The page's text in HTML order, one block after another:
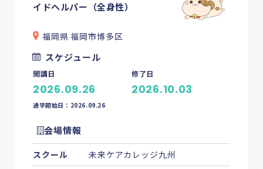
イドヘルパー（全身性）
福岡県 福岡市博多区
スケジュール
開講日
2026.09.26
修了日
2026.10.03
通学開始日：2026.09.26
会場情報
スクール
未来ケアカレッジ九州